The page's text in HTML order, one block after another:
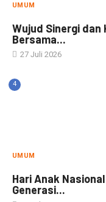
UMUM
Wujud Sinergi dan
Bersama...
27 Juli 2026
4
UMUM
Hari Anak
Generasi...